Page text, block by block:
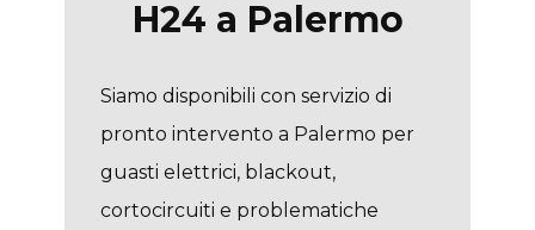
H24 a Palermo
Siamo disponibili con servizio di
pronto intervento a Palermo per
guasti elettrici, blackout,
cortocircuiti e problematiche